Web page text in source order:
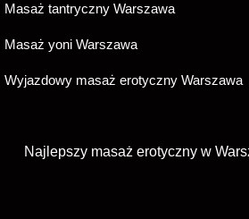
Masaż tantryczny Warszawa
Masaż yoni Warszawa
Wyjazdowy masaż erotyczny Warszawa
Najlepszy masaż erotyczny w